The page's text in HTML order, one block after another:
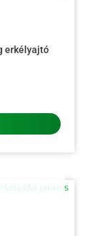
erkélyajtó